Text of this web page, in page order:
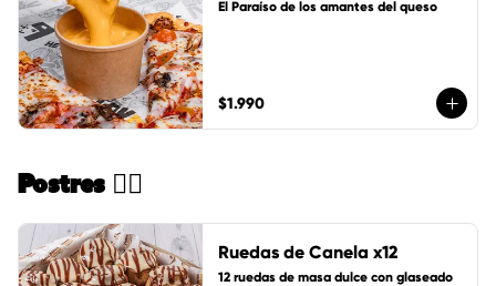
El Paraíso de los amantes del queso
$1.990
Postres 🏄🏻
Ruedas de Canela x12
12 ruedas de masa dulce con glaseado